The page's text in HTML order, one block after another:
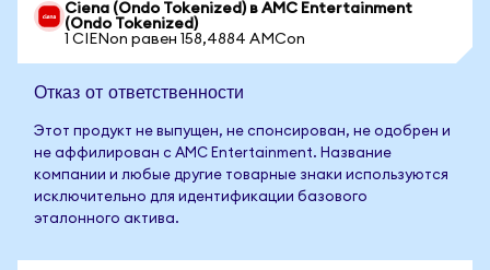
Ciena (Ondo Tokenized) в AMC Entertainment
(Ondo Tokenized)
1 CIENon равен 158,4884 AMCon
Отказ от ответственности
Этот продукт не выпущен, не спонсирован, не одобрен и
не аффилирован с AMC Entertainment. Название
компании и любые другие товарные знаки используются
исключительно для идентификации базового
эталонного актива.